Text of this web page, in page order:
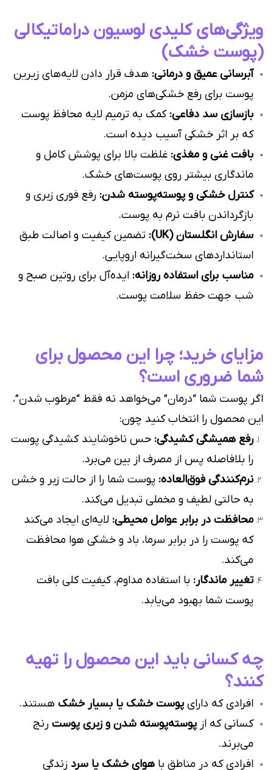
ویژگی‌های کلیدی لوسیون دراماتیکالی
(پوست خشک)
آبرسانی عمیق و درمانی: هدف قرار دادن لایه‌های زیرین
پوست برای رفع خشکی‌های مزمن.
بازسازی سد دفاعی: کمک به ترمیم لایه محافظ پوست
که بر اثر خشکی آسیب دیده است.
بافت غنی و مغذی: غلظت بالا برای پوشش کامل و
ماندگاری بیشتر روی پوست‌های خشک.
کنترل خشکی و پوسته‌پوسته شدن: رفع فوری زبری و
بازگرداندن بافت نرم به پوست.
سفارش انگلستان (UK):
تضمین کیفیت و اصالت طبق
استانداردهای سخت‌گیرانه اروپایی.
مناسب برای استفاده روزانه: ایده‌آل برای روتین صبح و
شب جهت حفظ سلامت پوست.
مزایای خرید؛ چرا این محصول برای
شما ضروری است؟
اگر پوست شما “درمان” می‌خواهد نه فقط “مرطوب شدن”،
این محصول را انتخاب کنید چون:
رفع همیشگی کشیدگی: حس ناخوشایند کشیدگی پوست
را بلافاصله پس از مصرف از بین می‌برد.
نرم‌کنندگی فوق‌العاده: پوست شما را از حالت زبر و خشن
به حالتی لطیف و مخملی تبدیل می‌کند.
محافظت در برابر عوامل محیطی: لایه‌ای ایجاد می‌کند
که پوست را در برابر سرما، باد و خشکی هوا محافظت
می‌کند.
تغییر ماندگار: با استفاده مداوم، کیفیت کلی بافت
پوست شما بهبود می‌یابد.
چه کسانی باید این محصول را تهیه
کنند؟
افرادی که دارای پوست خشک یا بسیار خشک هستند.
کسانی که از پوسته‌پوسته شدن و زبری پوست رنج
می‌برند.
افرادی که در مناطق با هوای خشک یا سرد زندگی